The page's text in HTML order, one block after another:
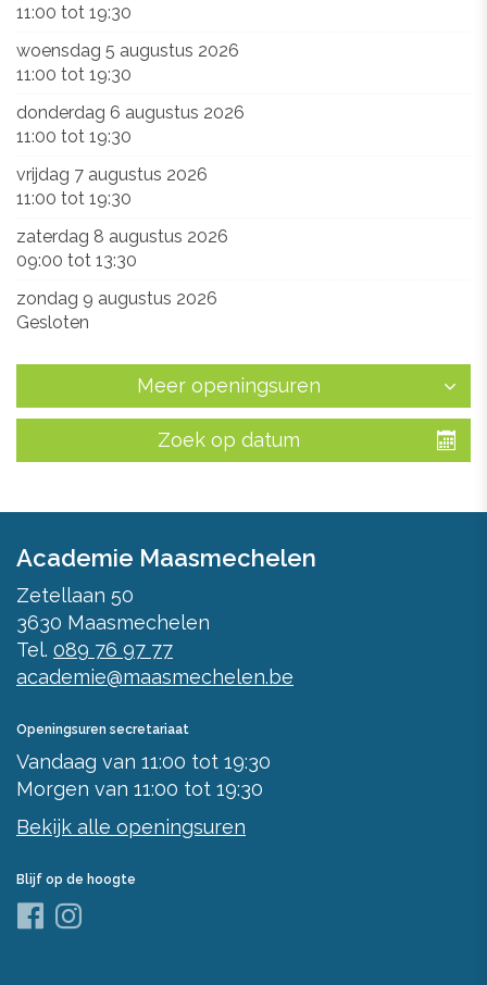
11:00 tot 19:30
woensdag 5 augustus 2026
11:00 tot 19:30
donderdag 6 augustus 2026
11:00 tot 19:30
vrijdag 7 augustus 2026
11:00 tot 19:30
zaterdag 8 augustus 2026
09:00 tot 13:30
zondag 9 augustus 2026
Gesloten
Meer openingsuren
Zoek op datum
Academie Maasmechelen
Zetellaan 50
3630 Maasmechelen
Tel. 089 76 97 77
academie@maasmechelen.be
Openingsuren secretariaat
Vandaag van 11:00 tot 19:30
Morgen van 11:00 tot 19:30
Bekijk alle openingsuren
Blijf op de hoogte
Facebook
Instagram